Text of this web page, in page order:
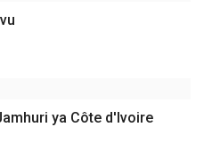
ya Côte d'Ivoire